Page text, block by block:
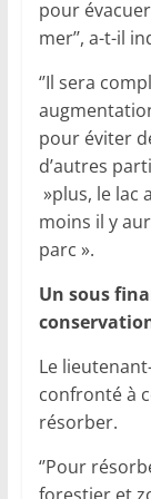
pour
mer’’, a-t-il
‘’Il sera
pour éviter
d’autres
»plus, le lac
moins il y
parc ».
Un sous
Le
confronté à
résorber.
‘’Pour